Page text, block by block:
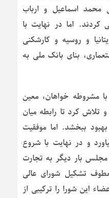
محمد اسماعیل و ارباب
کردند. اما در نهایت با
و روسیه و کارشکنی
بنای بانک ملی به
مشروطه خواهان، معین
تلاش کرد تا رابطه میان
ببخشد. اما موفقیت
و در نهایت با شروع
بار دیگر به تجارت
تشکیل شورای عالی
این شورا را ترکیبی از